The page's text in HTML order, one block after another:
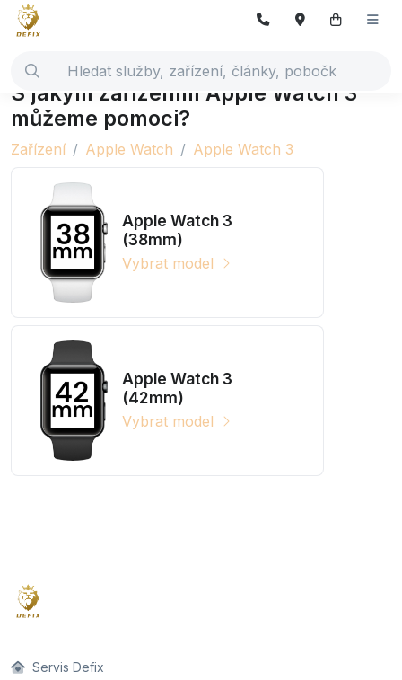
S jakým zařízením Apple Watch 3
můžeme pomoci?
Zařízení Apple Watch Apple Watch 3
Apple Watch 3
(38mm)
Vybrat model
Apple Watch 3
(42mm)
Vybrat model
Servis Defix